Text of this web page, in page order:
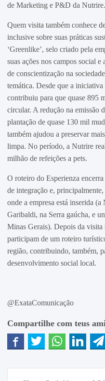
de Marketing e P&D da Nutrire.
Quem visita também conhece
inclusive sobre suas práticas
‘Greenlike’, selo criado pela
suas ações nos campos social
de conscientização na
temática. Desde que a
contribuiu para que quase 895
circular. A redução na emissão
plantação de quase 130 mil
também ajudou a preservar
limpa. No período, a Nutrire
milhão de refeições a pets.
O roteiro do Esperienza
de integração e,
onde a empresa está inserida
Garibaldi, na Serra gaúcha, e
Minas Gerais). Depois da
participam de um roteiro
região, contribuindo, também,
desenvolvimento social local.
@ExataComunicação
Compartilhe com teus